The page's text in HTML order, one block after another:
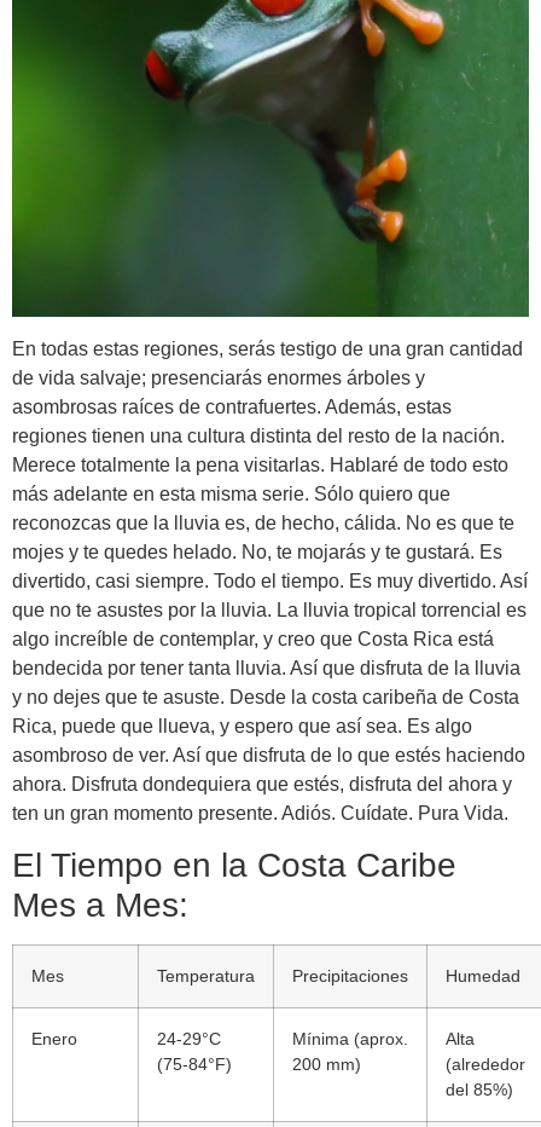
En todas estas regiones, serás testigo de una gran cantidad
de vida salvaje; presenciarás enormes árboles y
asombrosas raíces de contrafuertes. Además, estas
regiones tienen una cultura distinta del resto de la nación.
Merece totalmente la pena visitarlas. Hablaré de todo esto
más adelante en esta misma serie. Sólo quiero que
reconozcas que la lluvia es, de hecho, cálida. No es que te
mojes y te quedes helado. No, te mojarás y te gustará. Es
divertido, casi siempre. Todo el tiempo. Es muy divertido. Así
que no te asustes por la lluvia. La lluvia tropical torrencial es
algo increíble de contemplar, y creo que Costa Rica está
bendecida por tener tanta lluvia. Así que disfruta de la lluvia
y no dejes que te asuste. Desde la costa caribeña de Costa
Rica, puede que llueva, y espero que así sea. Es algo
asombroso de ver. Así que disfruta de lo que estés haciendo
ahora. Disfruta dondequiera que estés, disfruta del ahora y
ten un gran momento presente. Adiós. Cuídate. Pura Vida.
El Tiempo en la Costa Caribe
Mes a Mes:
Mes Temperatura Precipitaciones Humedad
Enero
24-29°C
(75-84°F)
Mínima (aprox.
200 mm)
Alta
(alrededor
del 85%)